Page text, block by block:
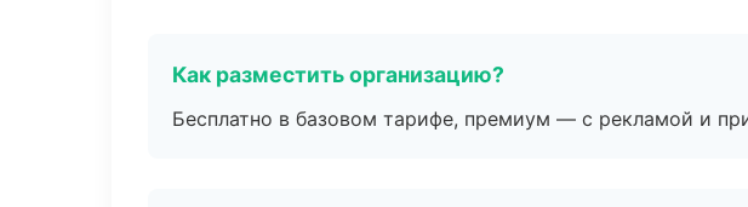
Как разместить организацию?
Бесплатно в базовом тарифе, премиум — с рекламой и